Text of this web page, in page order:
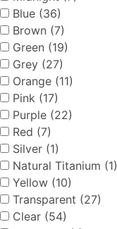
Blue (36)
Brown (7)
Green (19)
Grey (27)
Orange (11)
Pink (17)
Purple (22)
Red (7)
Silver (1)
Natural Titanium (1)
Yellow (10)
Transparent (27)
Clear (54)